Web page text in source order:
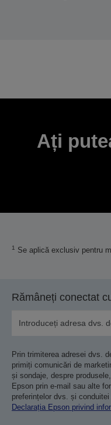
Ați
1 Se aplică exclusiv pentru
Rămâneți conectat
Prin trimiterea adresei dvs.
primiți comunicări de
și sondaje, despre
Epson prin e-mail sau alte
preferințelor dvs. și
Declarația Epson privind